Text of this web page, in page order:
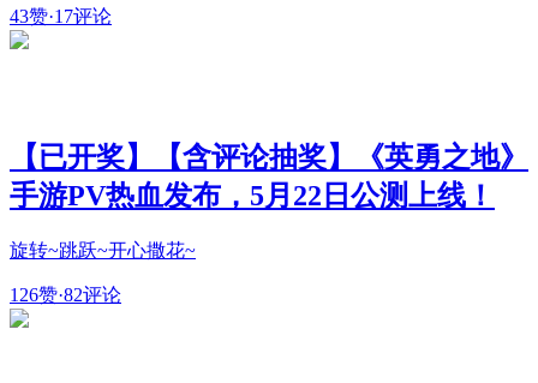
43赞·17评论
【已开奖】【含评论抽奖】《英勇之地》
手游PV热血发布，5月22日公测上线！
旋转~跳跃~开心撒花~
126赞·82评论